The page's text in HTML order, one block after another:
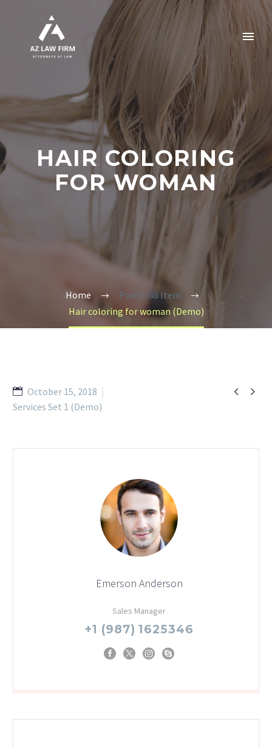
HAIR COLORING
FOR WOMAN
Home
Portfolio Item
Hair coloring for woman (Demo)
 
October 15, 2018
Services Set 1 (Demo)
Emerson Anderson
Sales Manager
+1 (987) 1625346